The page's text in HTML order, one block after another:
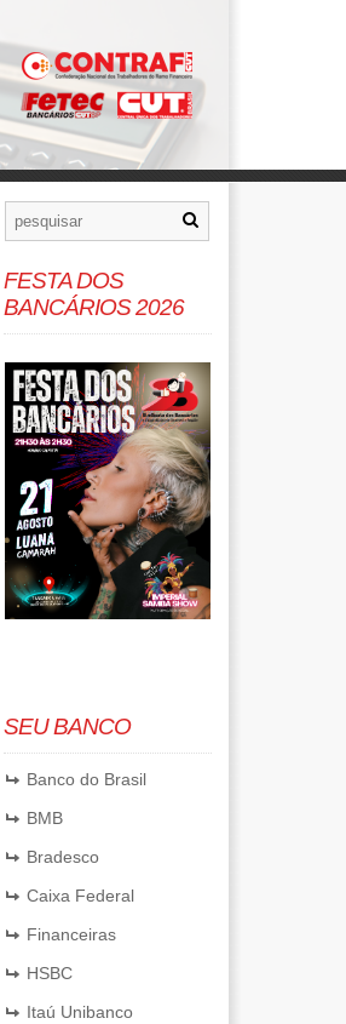
FESTA DOS
BANCÁRIOS 2026
SEU BANCO
Banco do Brasil
BMB
Bradesco
Caixa Federal
Financeiras
HSBC
Itaú Unibanco